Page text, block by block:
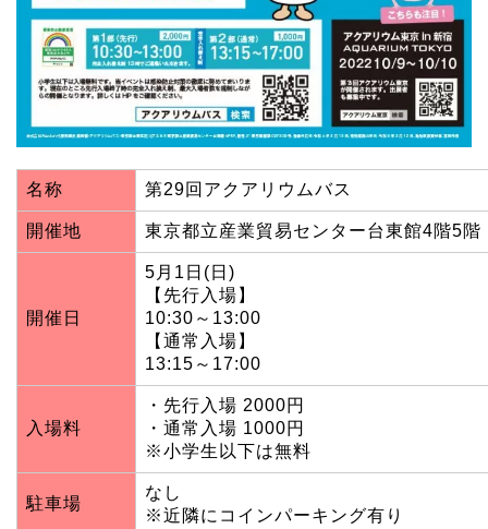
名称 第29回アクアリウムバス
開催地 東京都立産業貿易センター台東館4階5階
開催日
5月1日(日)
【先行入場】
10:30～13:00
【通常入場】
13:15～17:00
入場料
・先行入場 2000円
・通常入場 1000円
※小学生以下は無料
駐車場
なし
※近隣にコインパーキング有り